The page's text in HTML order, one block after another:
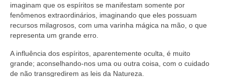
imaginam que os espíritos se manifestam somente por
fenômenos extraordinários, imaginando que eles possuam
recursos milagrosos, com uma varinha mágica na mão, o que
representa um grande erro.
A influência dos espíritos, aparentemente oculta, é muito
grande; aconselhando-nos uma ou outra coisa, com o cuidado
de não transgredirem as leis da Natureza.